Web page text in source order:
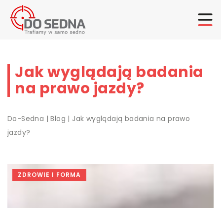
Jak wyglądają badania
na prawo jazdy?
Do-Sedna |Blog | Jak wyglądają badania na prawo
jazdy?
ZDROWIE I FORMA